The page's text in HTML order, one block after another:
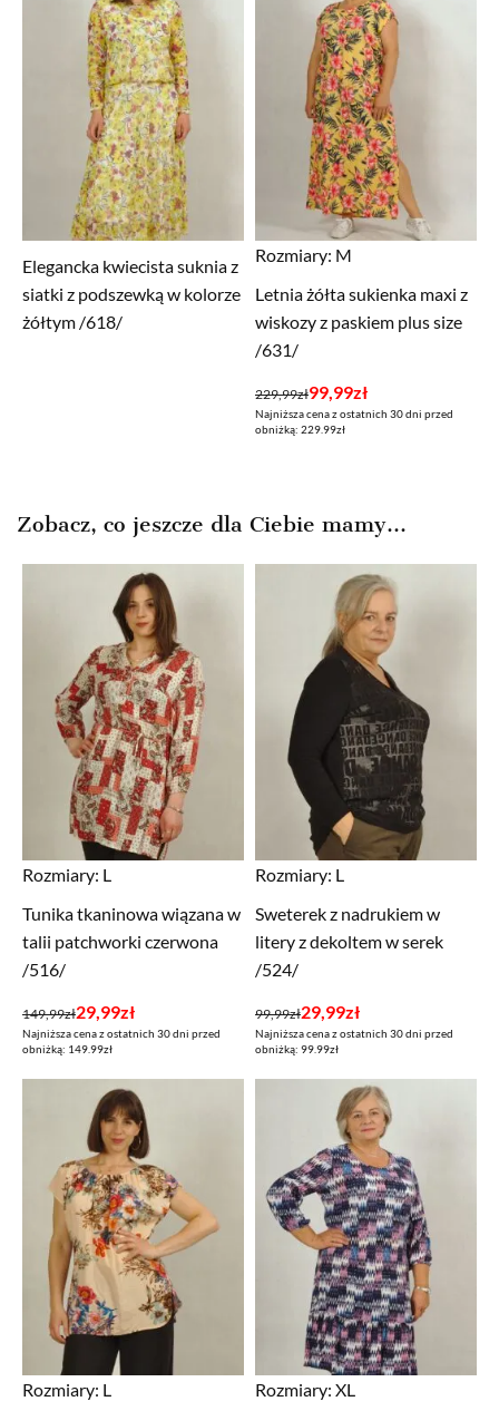
Elegancka kwiecista suknia z
siatki z podszewką w kolorze
żółtym /618/
Rozmiary: M
Letnia żółta sukienka maxi z
wiskozy z paskiem plus size
/631/
229,99zł
Pierwotna
cena
99,99zł
Aktualna
cena
Najniższa cena z ostatnich 30 dni przed
obniżką: 229.99zł
Zobacz, co jeszcze dla Ciebie mamy...
Rozmiary: L
Tunika tkaninowa wiązana w
talii patchworki czerwona
/516/
149,99zł
Pierwotna
cena
29,99zł
Aktualna
cena
Najniższa cena z ostatnich 30 dni przed
obniżką: 149.99zł
Rozmiary: L
Sweterek z nadrukiem w
litery z dekoltem w serek
/524/
99,99zł
Pierwotna
cena
29,99zł
Aktualna
cena
Najniższa cena z ostatnich 30 dni przed
obniżką: 99.99zł
Rozmiary: L
Rozmiary: XL